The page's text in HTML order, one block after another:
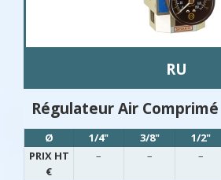
RU
Régulateur Air Comprimé
Ø 1/4" 3/8" 1/2"
PRIX HT
€
– – –